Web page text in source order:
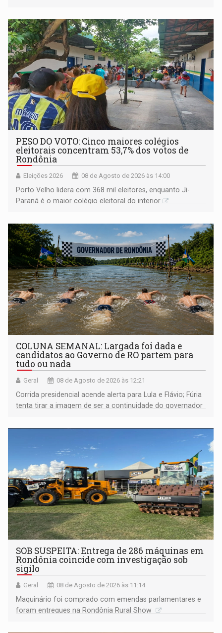
PESO DO VOTO: Cinco maiores colégios
eleitorais concentram 53,7% dos votos de
Rondônia
Eleições 2026 08 de Agosto de 2026 às 14:00
Porto Velho lidera com 368 mil eleitores, enquanto Ji-
Paraná é o maior colégio eleitoral do interior
COLUNA SEMANAL: Largada foi dada e
candidatos ao Governo de RO partem para
tudo ou nada
Geral 08 de Agosto de 2026 às 12:21
Corrida presidencial acende alerta para Lula e Flávio; Fúria
tenta tirar a imagem de ser a continuidade do governador
não ter entrado no modo eleição; ABAV faz evento em
SOB SUSPEITA: Entrega de 286 máquinas em
Rondônia coincide com investigação sob
sigilo
Geral 08 de Agosto de 2026 às 11:14
Maquinário foi comprado com emendas parlamentares e
foram entregues na Rondônia Rural Show